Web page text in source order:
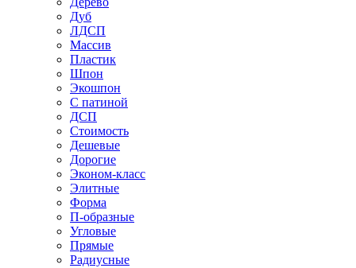
Дуб
ЛДСП
Массив
Пластик
Шпон
Экошпон
С патиной
ДСП
Стоимость
Дешевые
Дорогие
Эконом-класс
Элитные
Форма
П-образные
Угловые
Прямые
Радиусные